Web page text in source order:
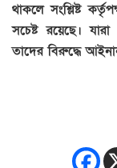
থাকলে সংশ্লিষ্ট
সচেষ্ট রয়েছে।
তাদের বিরুদ্ধে